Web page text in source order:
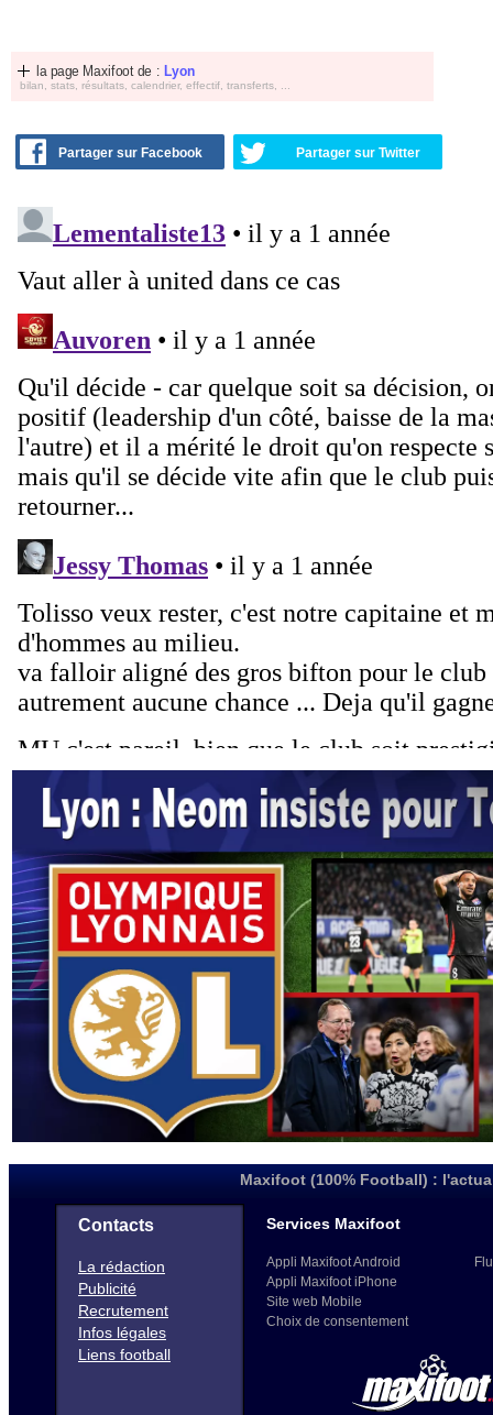
la page Maxifoot de : Lyon
bilan, stats, résultats, calendrier, effectif, transferts, ...
Partager sur Facebook Partager sur Twitter
Maxifoot (100% Football) :
Contacts
La rédaction
Publicité
Recrutement
Infos légales
Liens football
Services Maxifoot
Appli Maxifoot Android
Appli Maxifoot iPhone
Site web Mobile
Choix de consentement